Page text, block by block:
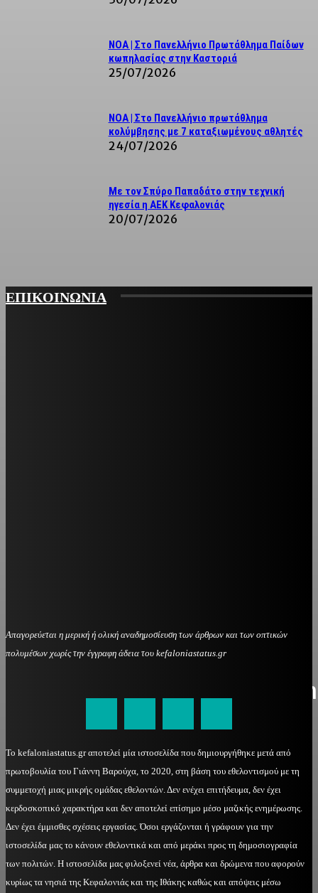
NOA | Στο Πανελλήνιο Πρωτάθλημα Παίδων
κωπηλασίας στην Καστοριά
25/07/2026
ΝΟΑ | Στο Πανελλήνιο πρωτάθλημα
κολύμβησης με 7 καταξιωμένους αθλητές
24/07/2026
Με τον Σπύρο Παπαδάτο στην τεχνική
ηγεσία η ΑΕΚ Κεφαλονιάς
20/07/2026
ΕΠΙΚΟΙΝΩΝΙΑ
Απαγορεύεται η μερική ή ολική αναδημοσίευση των άρθρων και των οπτικών
πολυμέσων χωρίς την έγγραφη άδεια του kefaloniastatus.gr
kefaloniastatus@gmail.com
Το kefaloniastatus.gr αποτελεί μία ιστοσελίδα που δημιουργήθηκε μετά από
πρωτοβουλία του Γιάννη Βαρούχα, το 2020, στη βάση του εθελοντισμού με τη
συμμετοχή μιας μικρής ομάδας εθελοντών. Δεν ενέχει επιτήδευμα, δεν έχει
κερδοσκοπικό χαρακτήρα και δεν αποτελεί επίσημο μέσο μαζικής ενημέρωσης.
Δεν έχει έμμισθες σχέσεις εργασίας. Όσοι εργάζονται ή γράφουν για την
ιστοσελίδα μας το κάνουν εθελοντικά και από μεράκι προς τη δημοσιογραφία
των πολιτών. Η ιστοσελίδα μας φιλοξενεί νέα, άρθρα και δρώμενα που αφορούν
κυρίως τα νησιά της Κεφαλονιάς και της Ιθάκης καθώς και απόψεις μέσω